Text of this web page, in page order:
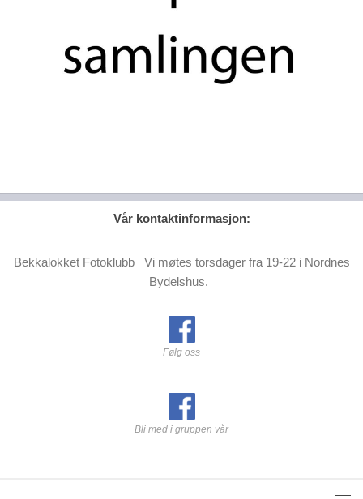
Vår kontaktinformasjon:
Bekkalokket Fotoklubb Vi møtes torsdager fra 19-22 i Nordnes
Bydelshus.
Følg oss
Bli med i gruppen vår